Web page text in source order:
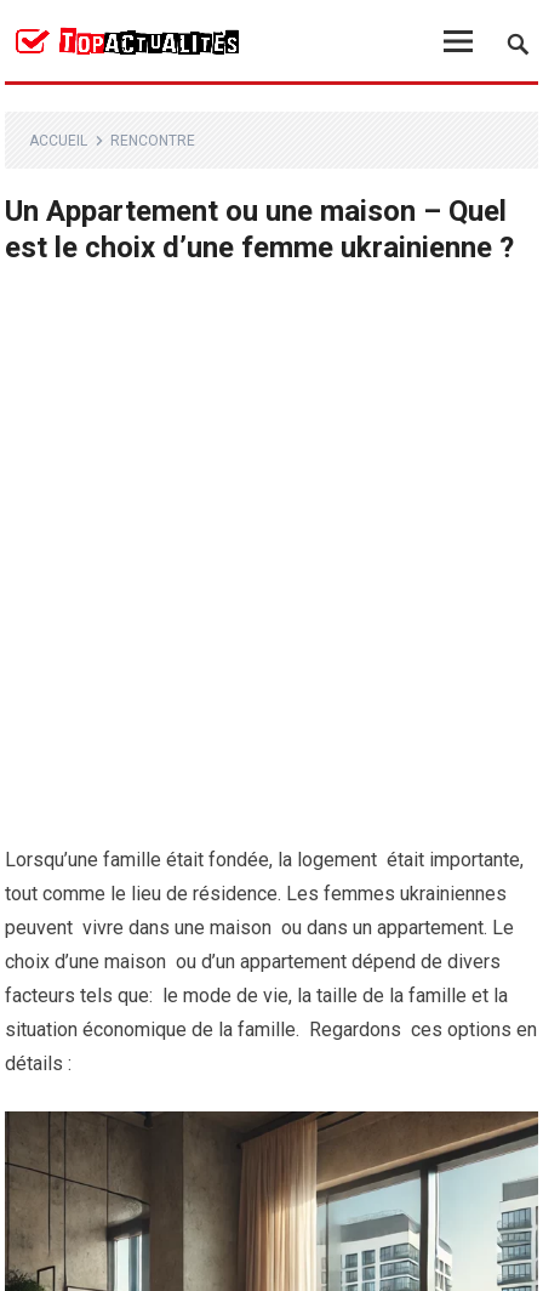
ACCUEIL RENCONTRE
Un Appartement ou une maison – Quel
est le choix d’une femme ukrainienne ?
Lorsqu’une famille était fondée, la logement était importante,
tout comme le lieu de résidence. Les femmes ukrainiennes
peuvent vivre dans une maison ou dans un appartement. Le
choix d’une maison ou d’un appartement dépend de divers
facteurs tels que: le mode de vie, la taille de la famille et la
situation économique de la famille. Regardons ces options en
détails :